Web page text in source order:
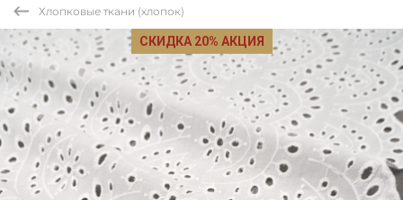
Хлопковые ткани (хлопок)
СКИДКА 20% АКЦИЯ